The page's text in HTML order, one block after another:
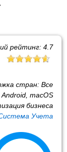
рейтинг: 4.7
стран: Все
Android, macOS
бизнеса
Учета